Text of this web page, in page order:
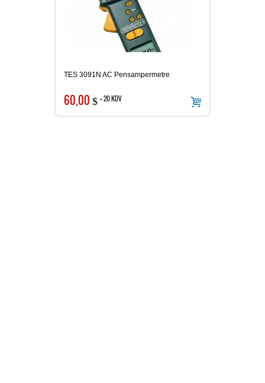
Nem ve Isı Ölçer
LAN Kablometre
TES 3091N AC Pensampermetre
60,00 $ + 20 KDV